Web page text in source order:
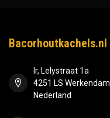
Bacorhoutkachels.nl
Ir, Lelystraat 1a
4251 LS Werkendam
Nederland